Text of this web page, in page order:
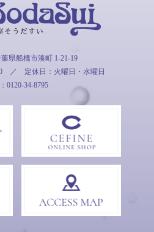
うだすい
葉県船橋市湊町 1-21-19
／ 定休日：火曜日・水曜日
0120-34-8795